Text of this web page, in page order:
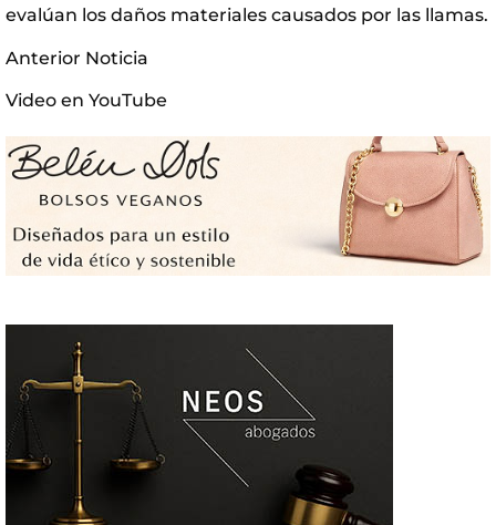
evalúan los daños materiales causados por las llamas.
Anterior Noticia
Video en YouTube